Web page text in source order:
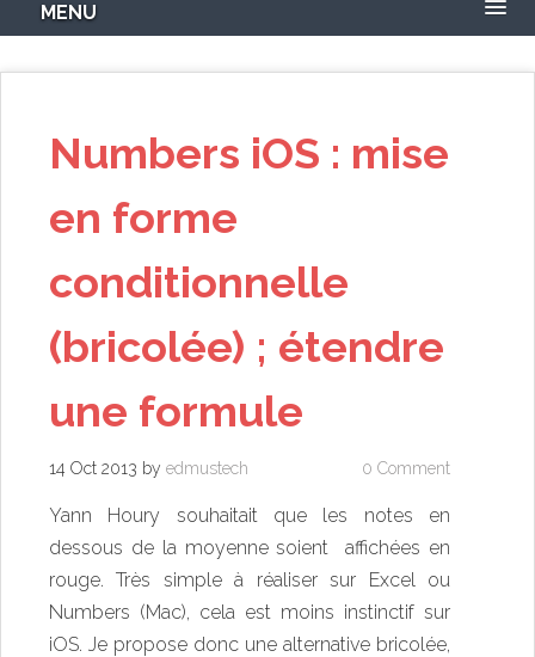
MENU
Numbers iOS : mise
en forme
conditionnelle
(bricolée) ; étendre
une formule
14 Oct 2013 by edmustech 0 Comment
Yann Houry souhaitait que les notes en
dessous de la moyenne soient affichées en
rouge. Très simple à réaliser sur Excel ou
Numbers (Mac), cela est moins instinctif sur
iOS. Je propose donc une alternative bricolée,